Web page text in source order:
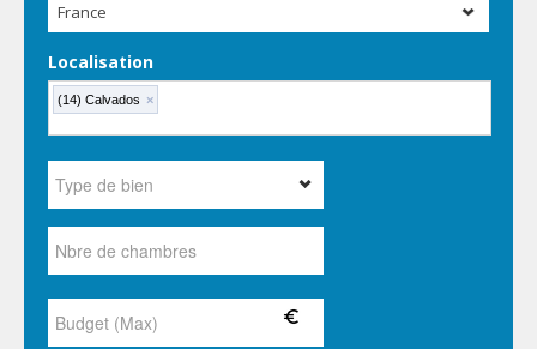
France
Localisation
(14) Calvados ×